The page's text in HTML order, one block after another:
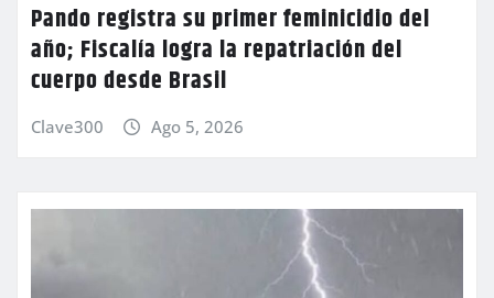
Pando registra su primer feminicidio del
año; Fiscalía logra la repatriación del
cuerpo desde Brasil
Clave300 Ago 5, 2026